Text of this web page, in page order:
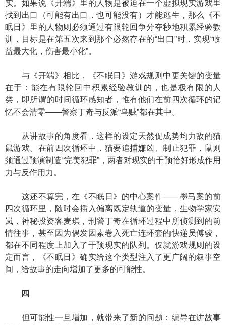
实。如果说《开端》里的人物是被迫在一个虚拟现实游戏里
找到出口（可能有出口，也可能没有）才能逃生，那么《不
眠日》里的人物则必须通过有限轮回争分夺秒地积累经验教
训，目标是在第五次来到那个必然存在的“出口”时，实现“收
益最大化，伤害最小化”。
与《开端》相比，《不眠日》游戏规则中更关键的变量
在于：能在有限轮回中积累经验教训的，也是极有限的人
类，即所谓的时间循环感知者，惟有他们在前四次循环的记
忆不会清零——警察丁奇与反派“乌贼”都在其中。
从讲故事的角度看，这样的设定天然促成势均力敌的猫
鼠游戏。在前四次循环中，猫要追捕嫌凶、制止犯罪，鼠则
须通过预演制造“完美犯罪”，两者对现实的干预恰好形成作用
力与反作用力。
这还不算完，在《不眠日》的中心案件——墨马案的前
四次循环里，随时会插入偏离既定轨道的变量，生物学家安
岚，神秘投资客麦琪，刑警丁奇在循环过程中所侦测到的前
情往事，甚至因为偶发因素卷入死亡连环套的快递员傅骏，
都在不同程度上加入了干预现实的队列。仅就游戏规则的设
定而言，《不眠日》确实给这个类型注入了更广阔的叙事空
间，给故事的走向增加了更多的可能性。
四
但可能性一旦增加，就带来了新的问题：编导在讲故事